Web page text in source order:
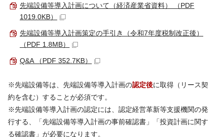
先端設備等導入計画について（経済産業省資料） （PDF
1019.0KB）
先端設備等導入計画策定の手引き（令和7年度税制改正後）
（PDF 1.8MB）
Q&A （PDF 352.7KB）
※先端設備等は、先端設備等導入計画の認定後に取得（リース契
約を含む）することが必須です。
※先端設備等導入計画の認定には、認定経営革新等支援機関の発
行する、「先端設備等導入計画の事前確認書」「投資計画に関す
る確認書」が必要になります。